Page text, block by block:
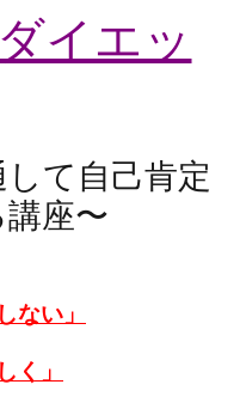
イエッ
て自己肯定
座〜
ない」
く」